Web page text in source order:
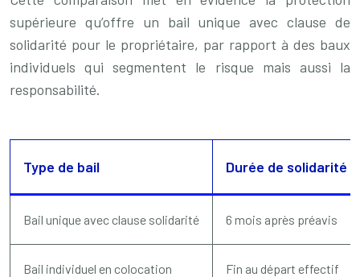
supérieure qu’offre un bail unique avec clause de
solidarité pour le propriétaire, par rapport à des baux
individuels qui segmentent le risque mais aussi la
responsabilité.
Type de bail Durée de solidarité
Bail unique avec clause solidarité 6 mois après préavis
Bail individuel en colocation Fin au départ effectif